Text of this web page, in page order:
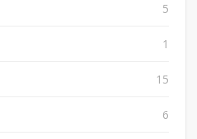
5
1
15
6